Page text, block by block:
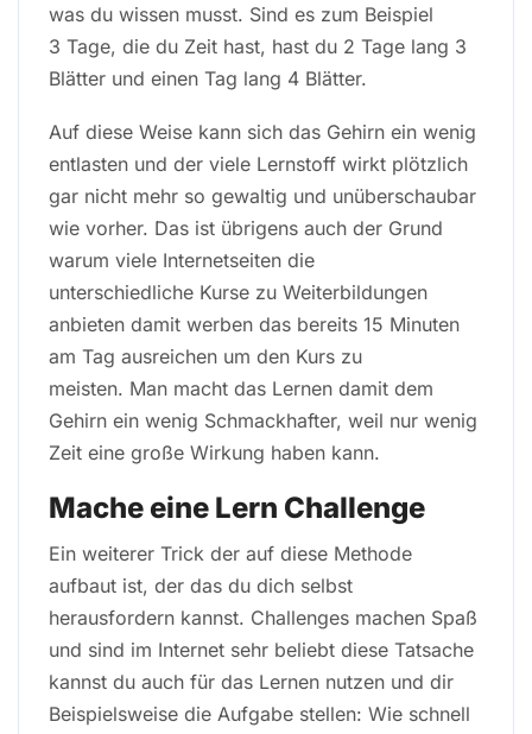
was du wissen musst. Sind es zum Beispiel
3 Tage, die du Zeit hast, hast du 2 Tage lang 3
Blätter und einen Tag lang 4 Blätter.
Auf diese Weise kann sich das Gehirn ein wenig
entlasten und der viele Lernstoff wirkt plötzlich
gar nicht mehr so gewaltig und unüberschaubar
wie vorher. Das ist übrigens auch der Grund
warum viele Internetseiten die
unterschiedliche Kurse zu Weiterbildungen
anbieten damit werben das bereits 15 Minuten
am Tag ausreichen um den Kurs zu
meisten. Man macht das Lernen damit dem
Gehirn ein wenig Schmackhafter, weil nur wenig
Zeit eine große Wirkung haben kann.
Mache eine Lern Challenge
Ein weiterer Trick der auf diese Methode
aufbaut ist, der das du dich selbst
herausfordern kannst. Challenges machen Spaß
und sind im Internet sehr beliebt diese Tatsache
kannst du auch für das Lernen nutzen und dir
Beispielsweise die Aufgabe stellen: Wie schnell